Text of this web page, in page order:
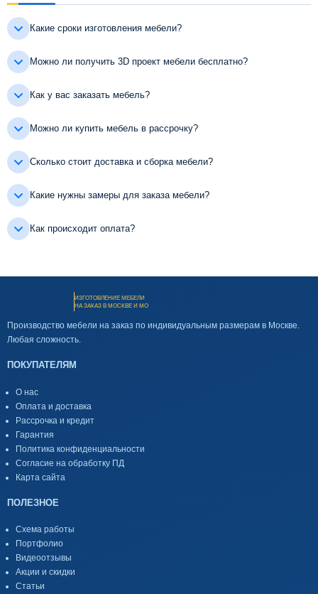
Какие сроки изготовления мебели?
Можно ли получить 3D проект мебели бесплатно?
Как у вас заказать мебель?
Можно ли купить мебель в рассрочку?
Сколько стоит доставка и сборка мебели?
Какие нужны замеры для заказа мебели?
Как происходит оплата?
ИЗГОТОВЛЕНИЕ МЕБЕЛИ
НА ЗАКАЗ В МОСКВЕ И МО
Производство мебели на заказ по индивидуальным размерам в Москве.
Любая сложность.
ПОКУПАТЕЛЯМ
О нас
Оплата и доставка
Рассрочка и кредит
Гарантия
Политика конфиденциальности
Согласие на обработку ПД
Карта сайта
ПОЛЕЗНОЕ
Схема работы
Портфолио
Видеоотзывы
Акции и скидки
Статьи